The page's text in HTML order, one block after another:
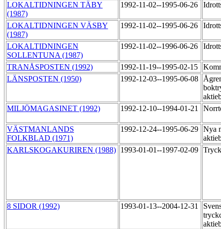
LOKALTIDNINGEN TÄBY
(1987)
1992-11-02--1995-06-26
LOKALTIDNINGEN VÄSBY
(1987)
1992-11-02--1995-06-26
LOKALTIDNINGEN
SOLLENTUNA (1987)
1992-11-02--1996-06-26
TRANÅSPOSTEN (1992) 1992-11-19--1995-02-15
LÄNSPOSTEN (1950)
1992-12-03--1995-06-08
MILJÖMAGASINET (1992)
1992-12-10--1994-01-21
VÄSTMANLANDS
FOLKBLAD (1971)
1992-12-24--1995-06-29 Nya
KARLSKOGAKURIREN (1988) 1993-01-01--1997-02-09
8 SIDOR (1992) 1993-01-13--2004-12-31